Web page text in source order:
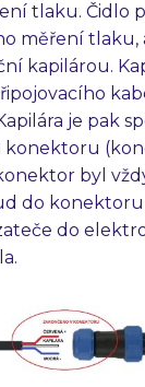
tlaku. Čidlo
měření tlaku,
kapilárou.
je pak
byl
do
do